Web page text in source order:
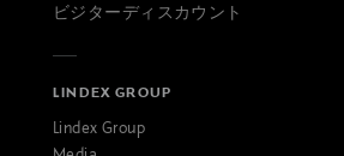
ビジターディスカウント
LINDEX GROUP
Lindex Group